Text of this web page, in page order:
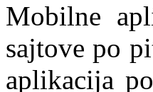
Mobilne
sajtove po
aplikacija